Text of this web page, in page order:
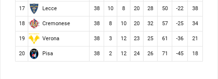
17 Lecce 38 10 8 20 28 50 -22 38
18 Cremonese 38 8 10 20 32 57 -25 34
19 Verona 38 3 12 23 25 61 -36 21
20 Pisa 38 2 12 24 26 71 -45 18